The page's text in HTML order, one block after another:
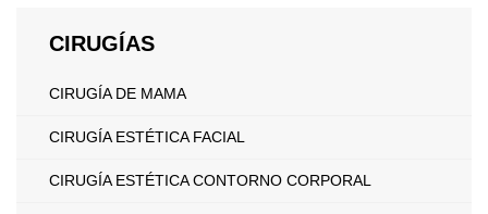
CIRUGÍAS
CIRUGÍA DE MAMA
CIRUGÍA ESTÉTICA FACIAL
CIRUGÍA ESTÉTICA CONTORNO CORPORAL